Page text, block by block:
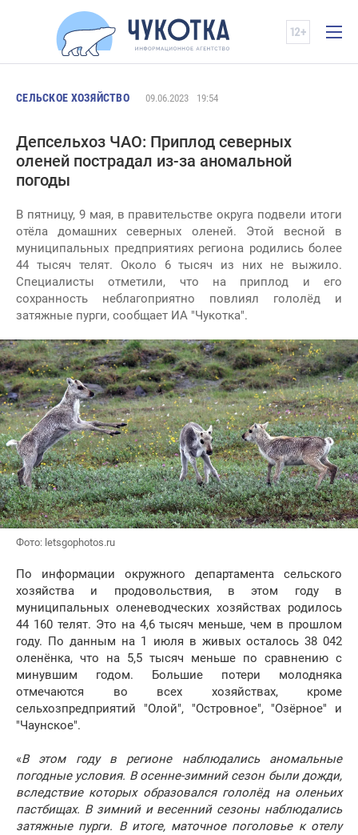
СЕЛЬСКОЕ ХОЗЯЙСТВО 09.06.2023 19:54
Депсельхоз ЧАО: Приплод северных
оленей пострадал из-за аномальной
погоды
В пятницу, 9 мая, в правительстве округа подвели итоги
отёла домашних северных оленей. Этой весной в
муниципальных предприятиях региона родились более
44 тысяч телят. Около 6 тысяч из них не выжило.
Специалисты отметили, что на приплод и его
сохранность неблагоприятно повлиял гололёд и
затяжные пурги, сообщает ИА "Чукотка".
Фото: letsgophotos.ru
По информации окружного департамента сельского
хозяйства и продовольствия, в этом году в
муниципальных оленеводческих хозяйствах родилось
44 160 телят. Это на 4,6 тысяч меньше, чем в прошлом
году. По данным на 1 июля в живых осталось 38 042
оленёнка, что на 5,5 тысяч меньше по сравнению с
минувшим годом. Большие потери молодняка
отмечаются во всех хозяйствах, кроме
сельхозпредприятий "Олой", "Островное", "Озёрное" и
"Чаунское".
«В этом году в регионе наблюдались аномальные
погодные условия. В осенне-зимний сезон были дожди,
вследствие которых образовался гололёд на оленьих
пастбищах. В зимний и весенний сезоны наблюдались
затяжные пурги. В итоге, маточное поголовье к отелу